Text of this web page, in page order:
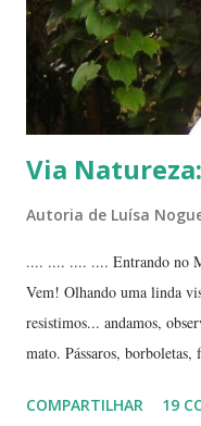
Via
Autoria de Luísa
.... .... .... .... Entrando no
Vem! Olhando uma linda
resistimos... andamos,
mato. Pássaros,
e cores... Picão*... Mais
COMPARTILHAR 19